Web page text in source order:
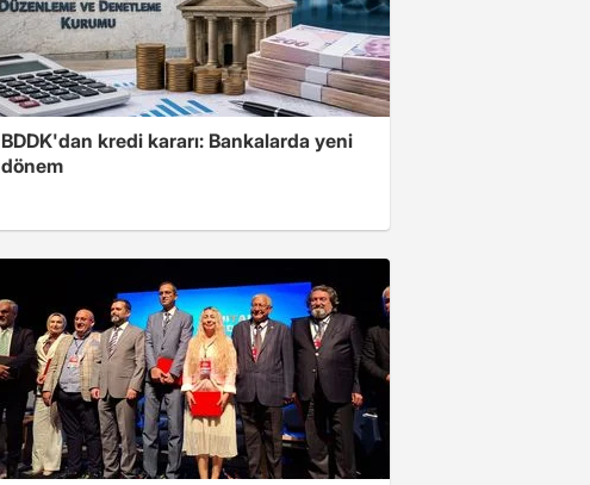
BDDK'dan kredi kararı: Bankalarda yeni
dönem